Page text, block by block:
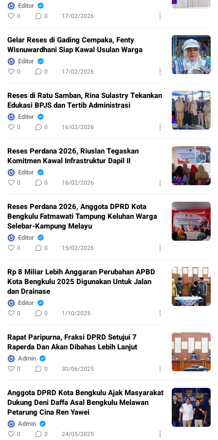
Editor
0 0 17/02/2026
Gelar Reses di Gading Cempaka, Fenty
Wisnuwardhani Siap Kawal Usulan Warga
Editor
0 0 17/02/2026
Reses di Ratu Samban, Rina Sulastry Tekankan
Edukasi BPJS dan Tertib Administrasi
Editor
0 0 16/02/2026
Reses Perdana 2026, Riuslan Tegaskan
Komitmen Kawal Infrastruktur Dapil II
Editor
0 0 16/02/2026
Reses Perdana 2026, Anggota DPRD Kota
Bengkulu Fatmawati Tampung Keluhan Warga
Selebar-Kampung Melayu
Editor
0 0 15/02/2026
Rp 8 Miliar Lebih Anggaran Perubahan APBD
Kota Bengkulu 2025 Digunakan Untuk Jalan
dan Drainase
Editor
0 0 1/10/2025
Rapat Paripurna, Fraksi DPRD Setujui 7
Raperda Dan Akan Dibahas Lebih Lanjut
Admin
0 0 30/06/2025
Anggota DPRD Kota Bengkulu Ajak Masyarakat
Dukung Deni Daffa Asal Bengkulu Melawan
Petarung Cina Ren Yawei
Admin
0 0 24/05/2025